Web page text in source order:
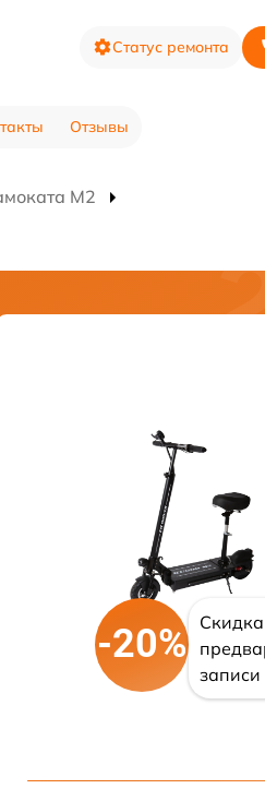
Статус ремонта
Отзывы
M2
-20%
записи